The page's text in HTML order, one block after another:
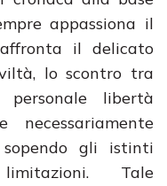
appassiona il
il delicato
lo scontro tra
libertà
sopendo gli istinti
Tale